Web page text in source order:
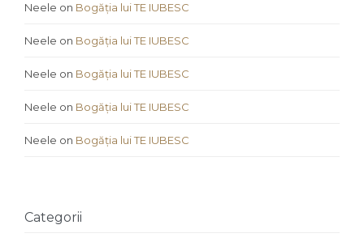
Neele on Bogăția lui TE IUBESC
Neele on Bogăția lui TE IUBESC
Neele on Bogăția lui TE IUBESC
Neele on Bogăția lui TE IUBESC
Neele on Bogăția lui TE IUBESC
Categorii